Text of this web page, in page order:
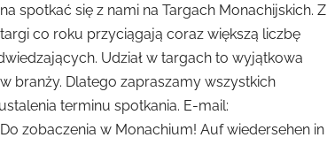
spotkać się z nami na Targach Monachijskich. Z
co roku przyciągają coraz większą liczbę
Udział w targach to wyjątkowa
branży. Dlatego zapraszamy wszystkich
terminu spotkania. E-mail:
zobaczenia w Monachium! Auf wiedersehen in